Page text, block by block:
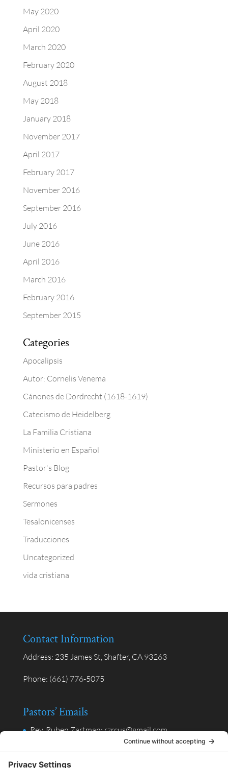
May 2020
April 2020
March 2020
February 2020
August 2018
May 2018
January 2018
November 2017
April 2017
February 2017
November 2016
September 2016
July 2016
June 2016
April 2016
March 2016
February 2016
September 2015
Categories
Apocalipsis
Autor: Cornelis Venema
Cánones de Dordrecht (1618-1619)
Catecismo de Heidelberg
La Familia Cristiana
Ministerio en Español
Pastor's Blog
Recursos para padres
Sermones
Tesalonicenses
Traducciones
Uncategorized
vida cristiana
Contact Information
Address: 235 James St, Shafter, CA 93263
Phone: (661) 776-5075
Pastors’ Emails
Rev. Ruben Zartman: rzrcus@gmail.com
valpuche@gmail.com